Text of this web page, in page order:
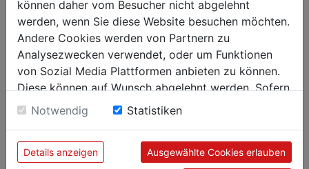
hygienisch vor Schmutz. (Besteck im Lieferumfang nicht
enthalten)
Maße: 20 x 8,5 cm
Farbe der Bestecktasche: Lime/Schwarz
Farbe der Serviette: Lime
Produktzertifizierung: FSC-zertifiziert
können daher vom Besucher nicht abgelehnt
werden, wenn Sie diese Website besuchen möchten.
Andere Cookies werden von Partnern zu
Analysezwecken verwendet, oder um Funktionen
von Sozial Media Plattformen anbieten zu können.
Diese können auf Wunsch abgelehnt werden. Sofern
sie unsere Webseite weiter nutzen, geben Sie
Einwilligung zu unseren Cookies.
Notwendig Statistiken
Details anzeigen Ausgewählte Cookies erlauben